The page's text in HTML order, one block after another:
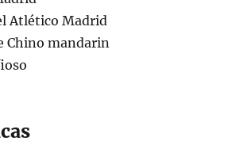
Atlético Madrid
Chino mandarin